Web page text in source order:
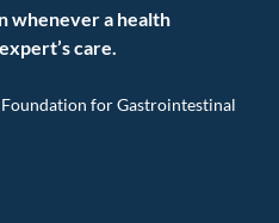
whenever a health
care.
for Gastrointestinal